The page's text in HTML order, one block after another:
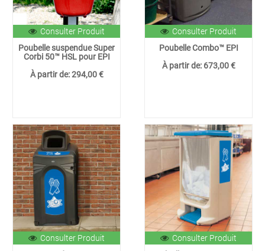
Consulter Produit
Poubelle suspendue Super
Corbi 50™ HSL pour EPI
À partir de:294,00 €
Consulter Produit
Poubelle Combo™ EPI
À partir de: 673,00 €
Consulter Produit
Consulter Produit